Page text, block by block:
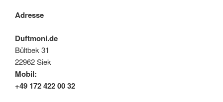
Adresse
Duftmoni.de
Bültbek 31
22962 Siek
Mobil:
+49 172 422 00 32